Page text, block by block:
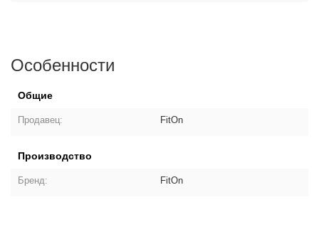
Особенности
Общие
Продавец: FitOn
Производство
Бренд: FitOn